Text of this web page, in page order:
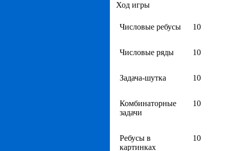
Ход игры
Числовые ребусы 10
Числовые ряды 10
Задача-шутка 10
Комбинаторные
задачи
10
Ребусы в
картинках
10